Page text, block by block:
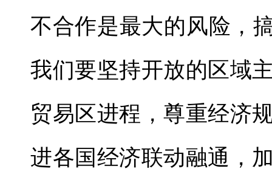
不合作是最大的风险，
我们要坚持开放的区域
贸易区进程，尊重经济
进各国经济联动融通，